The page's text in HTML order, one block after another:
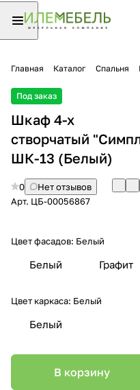
Главная Каталог Спальня
Под заказ
Шкаф 4-х
створчатый
ШК-13 (Белый)
0
Нет отзывов
Арт. ЦБ-00056867
Цвет фасадов: Белый
Белый Графит
Цвет каркаса: Белый
Белый
В корзину